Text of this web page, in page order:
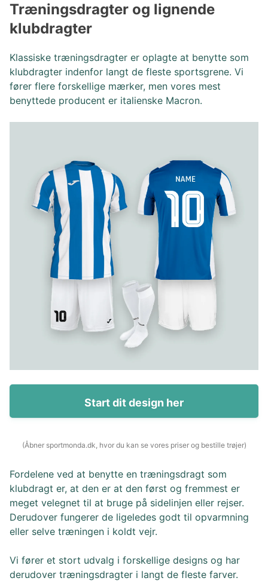
Træningsdragter og lignende
klubdragter
Klassiske træningsdragter er oplagte at benytte som
klubdragter indenfor langt de fleste sportsgrene. Vi
fører flere forskellige mærker, men vores mest
benyttede producent er italienske Macron.
Start dit design her
(Åbner sportmonda.dk, hvor du kan se vores priser og bestille trøjer)
Fordelene ved at benytte en træningsdragt som
klubdragt er, at den er at den først og fremmest er
meget velegnet til at bruge på sidelinjen eller rejser.
Derudover fungerer de ligeledes godt til opvarmning
eller selve træningen i koldt vejr.
Vi fører et stort udvalg i forskellige designs og har
derudover træningsdragter i langt de fleste farver.